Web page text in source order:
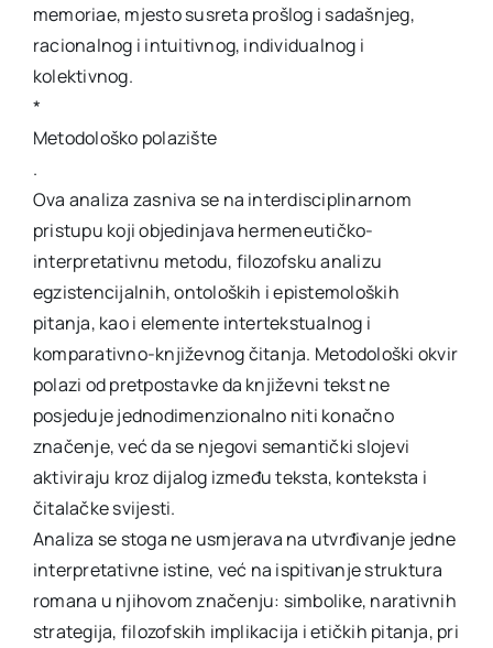
memoriae, mjesto susreta prošlog i sadašnjeg,
racionalnog i intuitivnog, individualnog i
kolektivnog.
*
Metodološko polazište
.
Ova analiza zasniva se na interdisciplinarnom
pristupu koji objedinjava hermeneutičko-
interpretativnu metodu, filozofsku analizu
egzistencijalnih, ontoloških i epistemoloških
pitanja, kao i elemente intertekstualnog i
komparativno-književnog čitanja. Metodološki okvir
polazi od pretpostavke da književni tekst ne
posjeduje jednodimenzionalno niti konačno
značenje, već da se njegovi semantički slojevi
aktiviraju kroz dijalog između teksta, konteksta i
čitalačke svijesti.
Analiza se stoga ne usmjerava na utvrđivanje jedne
interpretativne istine, već na ispitivanje struktura
romana u njihovom značenju: simbolike, narativnih
strategija, filozofskih implikacija i etičkih pitanja, pri